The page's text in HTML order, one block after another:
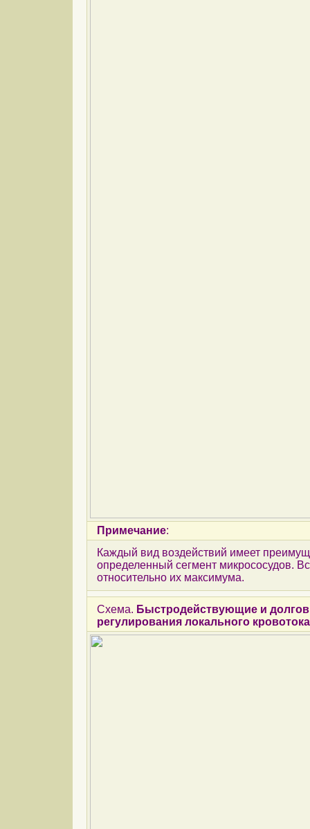
Примечание:
Каждый вид воздействий имеет
определенный сегмент микрососудов.
относительно их максимума.
Схема. Быстродействующие и
регулирования локального кровотока